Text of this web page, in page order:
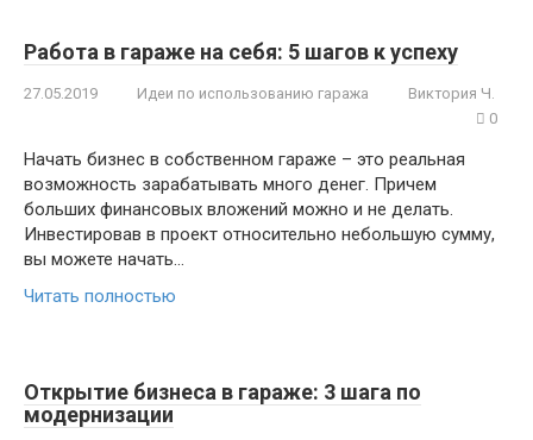
Работа в гараже на себя: 5 шагов к успеху
27.05.2019 Идеи по использованию гаража
Виктория Ч.
0
Начать бизнес в собственном гараже – это реальная
возможность зарабатывать много денег. Причем
больших финансовых вложений можно и не делать.
Инвестировав в проект относительно небольшую сумму,
вы можете начать…
Читать полностью
Открытие бизнеса в гараже: 3 шага по
модернизации